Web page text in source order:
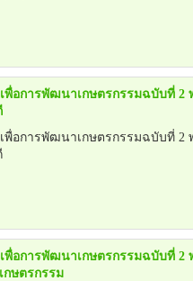
อการพัฒนาเกษตรกรรมฉบับที่ 2 พ
อการพัฒนาเกษตรกรรมฉบับที่ 2 พ
อการพัฒนาเกษตรกรรมฉบับที่ 2
ษตรกรรม